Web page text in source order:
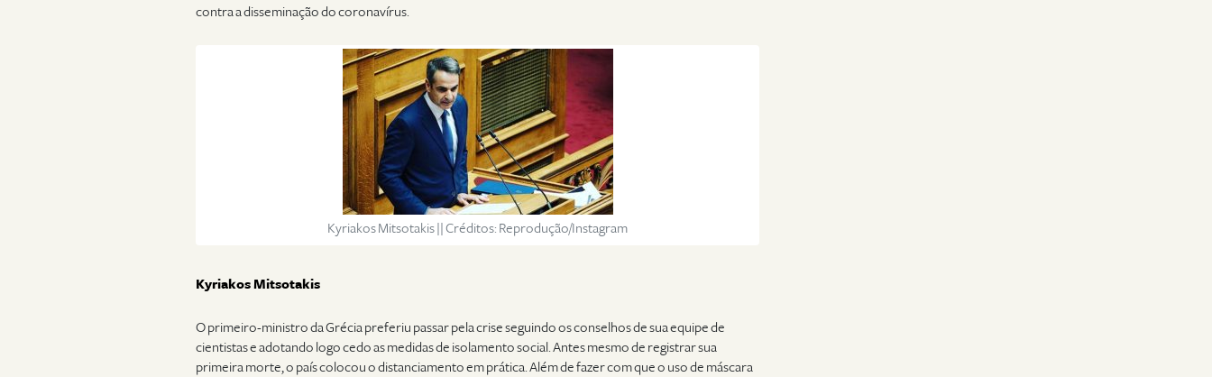
contra a disseminação do coronavírus.
Kyriakos Mitsotakis || Créditos: Reprodução/Instagram
Kyriakos Mitsotakis
O primeiro-ministro da Grécia preferiu passar pela crise seguindo os conselhos de sua equipe de
cientistas e adotando logo cedo as medidas de isolamento social. Antes mesmo de registrar sua
primeira morte, o país colocou o distanciamento em prática. Além de fazer com que o uso de máscara